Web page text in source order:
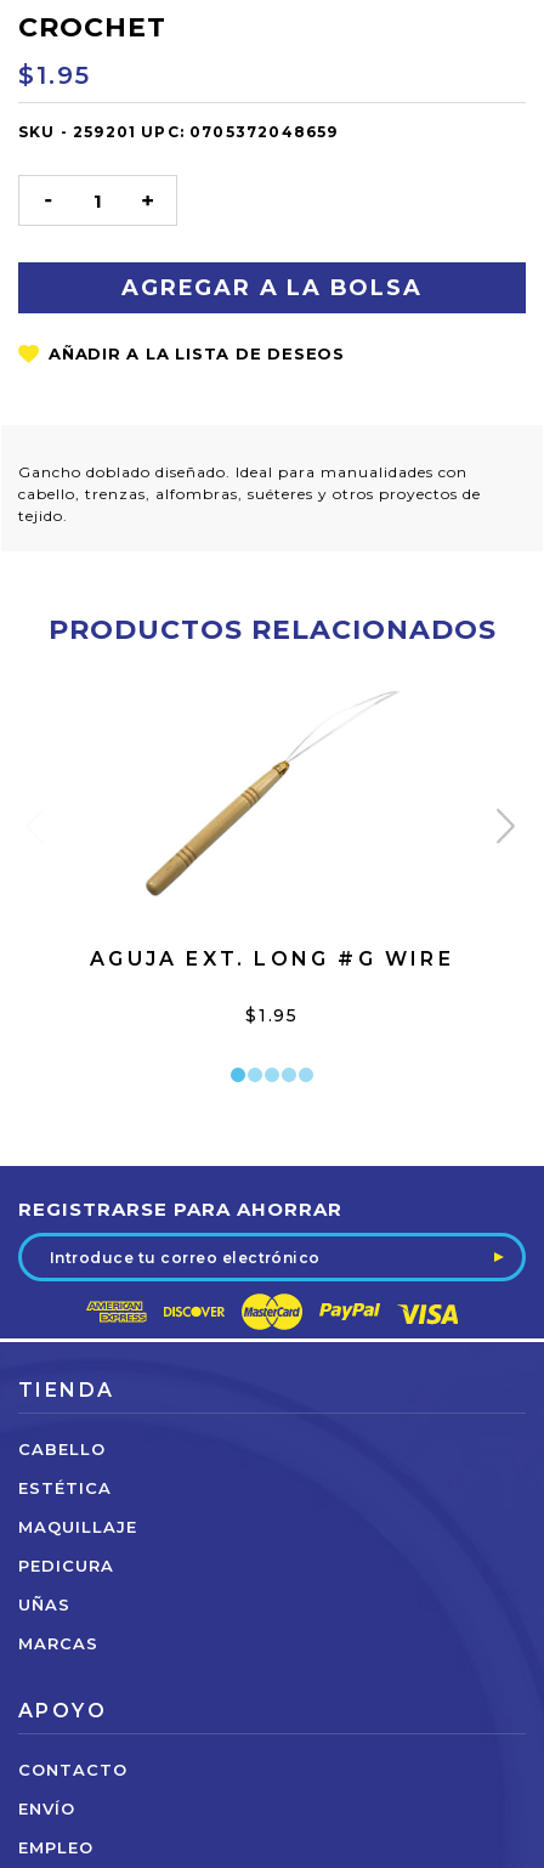
CROCHET
$1.95
OUT
SKU - 259201 UPC: 0705372048659
DISMINUIR
LA
AUMENTAR
LA
Gancho doblado diseñado. Ideal para manualidades con
cabello, trenzas, alfombras, suéteres y otros proyectos de
tejido.
PRODUCTOS RELACIONADOS
AGUJA EXT. LONG #G WIRE
$1.95
REGISTRARSE PARA AHORRAR
Dirección
de
electrónico
TIENDA
CABELLO
ESTÉTICA
MAQUILLAJE
PEDICURA
UÑAS
MARCAS
APOYO
CONTACTO
ENVÍO
EMPLEO